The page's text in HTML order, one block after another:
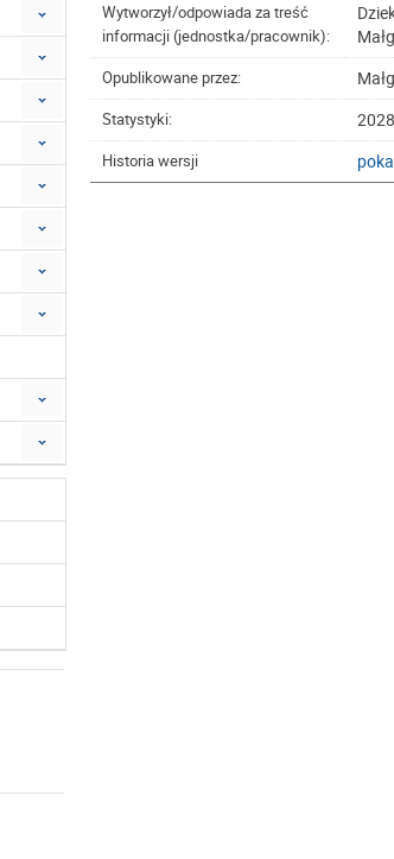
Wytworzył/odpowiada za treść
informacji (jednostka/pracownik):
Opublikowane przez:
Statystyki:
Historia wersji